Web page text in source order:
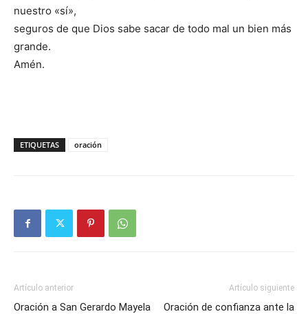
nuestro «sí»,
seguros de que Dios sabe sacar de todo mal un bien más
grande.
Amén.
ETIQUETAS oración
Artículo anterior
Oración a San Gerardo Mayela
Artículo siguiente
Oración de confianza ante la